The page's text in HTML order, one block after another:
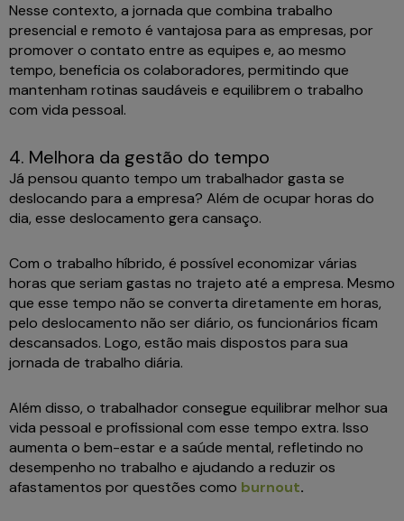
Nesse contexto, a jornada que combina trabalho
presencial e remoto é vantajosa para as empresas, por
promover o contato entre as equipes e, ao mesmo
tempo, beneficia os colaboradores, permitindo que
mantenham rotinas saudáveis e equilibrem o trabalho
com vida pessoal.
4. Melhora da gestão do tempo
Já pensou quanto tempo um trabalhador gasta se
deslocando para a empresa? Além de ocupar horas do
dia, esse deslocamento gera cansaço.
Com o trabalho híbrido, é possível economizar várias
horas que seriam gastas no trajeto até a empresa. Mesmo
que esse tempo não se converta diretamente em horas,
pelo deslocamento não ser diário, os funcionários ficam
descansados. Logo, estão mais dispostos para sua
jornada de trabalho diária.
Além disso, o trabalhador consegue equilibrar melhor sua
vida pessoal e profissional com esse tempo extra. Isso
aumenta o bem-estar e a saúde mental, refletindo no
desempenho no trabalho e ajudando a reduzir os
afastamentos por questões como burnout.